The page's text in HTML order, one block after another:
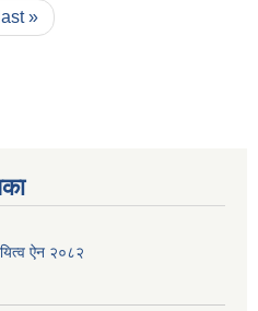
last »
ऐन २०८२